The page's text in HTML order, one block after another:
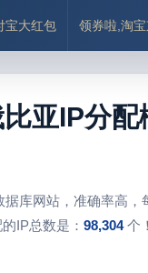
宝大红包 领券啦,淘
亚IP分
库网站，准确率高
IP总数是： 98,304个